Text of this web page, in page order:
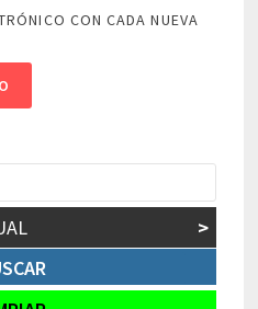
CON CADA NUEVA
>